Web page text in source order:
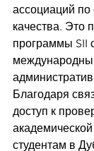
ассоциаций
качества. Это
программы SII
Благодаря
доступ к
студентам в